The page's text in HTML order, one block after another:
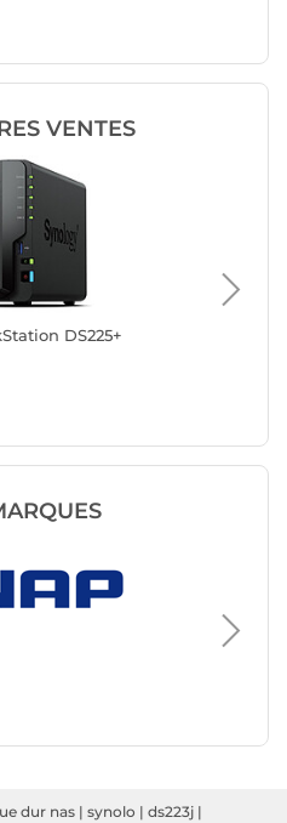
VENTES
DS225+
dur nas | synolo | ds223j |